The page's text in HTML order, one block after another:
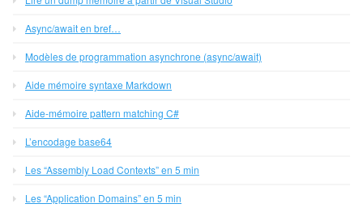
Async/await en bref…
Modèles de programmation asynchrone (async/await)
Aide mémoire syntaxe Markdown
Aide-mémoire pattern matching C#
L’encodage base64
Les “Assembly Load Contexts” en 5 min
Les “Application Domains” en 5 min